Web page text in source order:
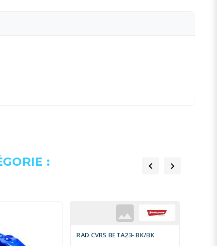
:  
RAD CVRS BETA23- BK/BK